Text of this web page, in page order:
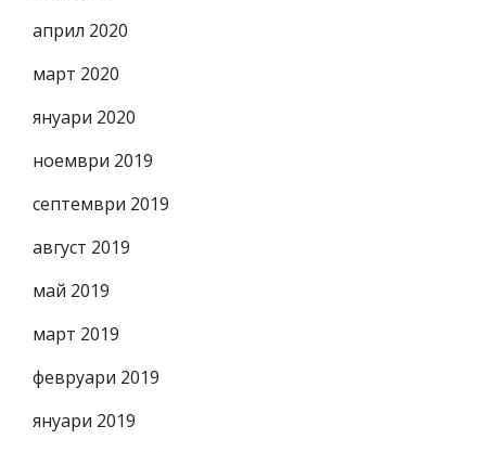
април 2020
март 2020
януари 2020
ноември 2019
септември 2019
август 2019
май 2019
март 2019
февруари 2019
януари 2019